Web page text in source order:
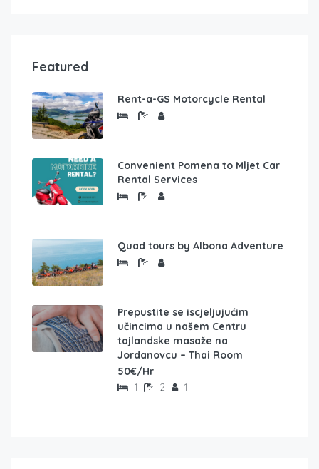
Featured
Rent-a-GS Motorcycle Rental
Convenient Pomena to Mljet Car
Rental Services
Quad tours by Albona Adventure
Prepustite se iscjeljujućim
učincima u našem Centru
tajlandske masaže na
Jordanovcu – Thai Room
50€/Hr
1 2 1